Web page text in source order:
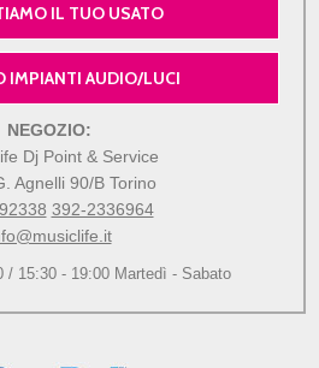
IL TUO USATO
IMPIANTI AUDIO/LUCI
NEGOZIO:
Dj Point & Service
Agnelli 90/B Torino
392-2336964
/ 15:30 - 19:00 Martedì - Sabato